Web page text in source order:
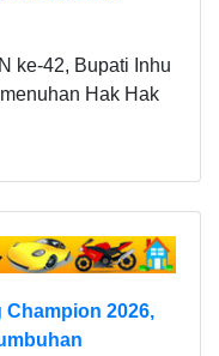
ke-42, Bupati Inhu
Hak Hak
Champion 2026,